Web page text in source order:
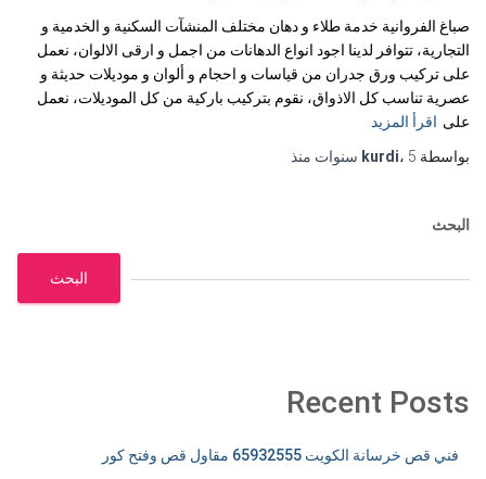
صباغ الفروانية خدمة طلاء و دهان مختلف المنشآت السكنية و الخدمية و
التجارية، تتوافر لدينا اجود انواع الدهانات من اجمل و ارقى الالوان، نعمل
على تركيب ورق جدران من قياسات و احجام و ألوان و موديلات حديثة و
عصرية تناسب كل الاذواق، نقوم بتركيب باركية من كل الموديلات، نعمل
على اقرأ المزيد
بواسطة
kurdi، 5 سنوات منذ
البحث
البحث
Recent Posts
فني قص خرسانة الكويت 65932555 مقاول قص وفتح كور